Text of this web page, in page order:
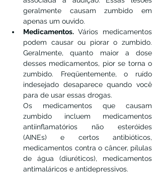
geralmente causam zumbido em
apenas um ouvido.
Medicamentos. Vários medicamentos
podem causar ou piorar o zumbido.
Geralmente, quanto maior a dose
desses medicamentos, pior se torna o
zumbido. Freqüentemente, o ruído
indesejado desaparece quando você
para de usar essas drogas.
Os medicamentos que causam
zumbido incluem medicamentos
antiinflamatórios não esteróides
(AINEs) e certos antibióticos,
medicamentos contra o câncer, pílulas
de água (diuréticos), medicamentos
antimaláricos e antidepressivos.